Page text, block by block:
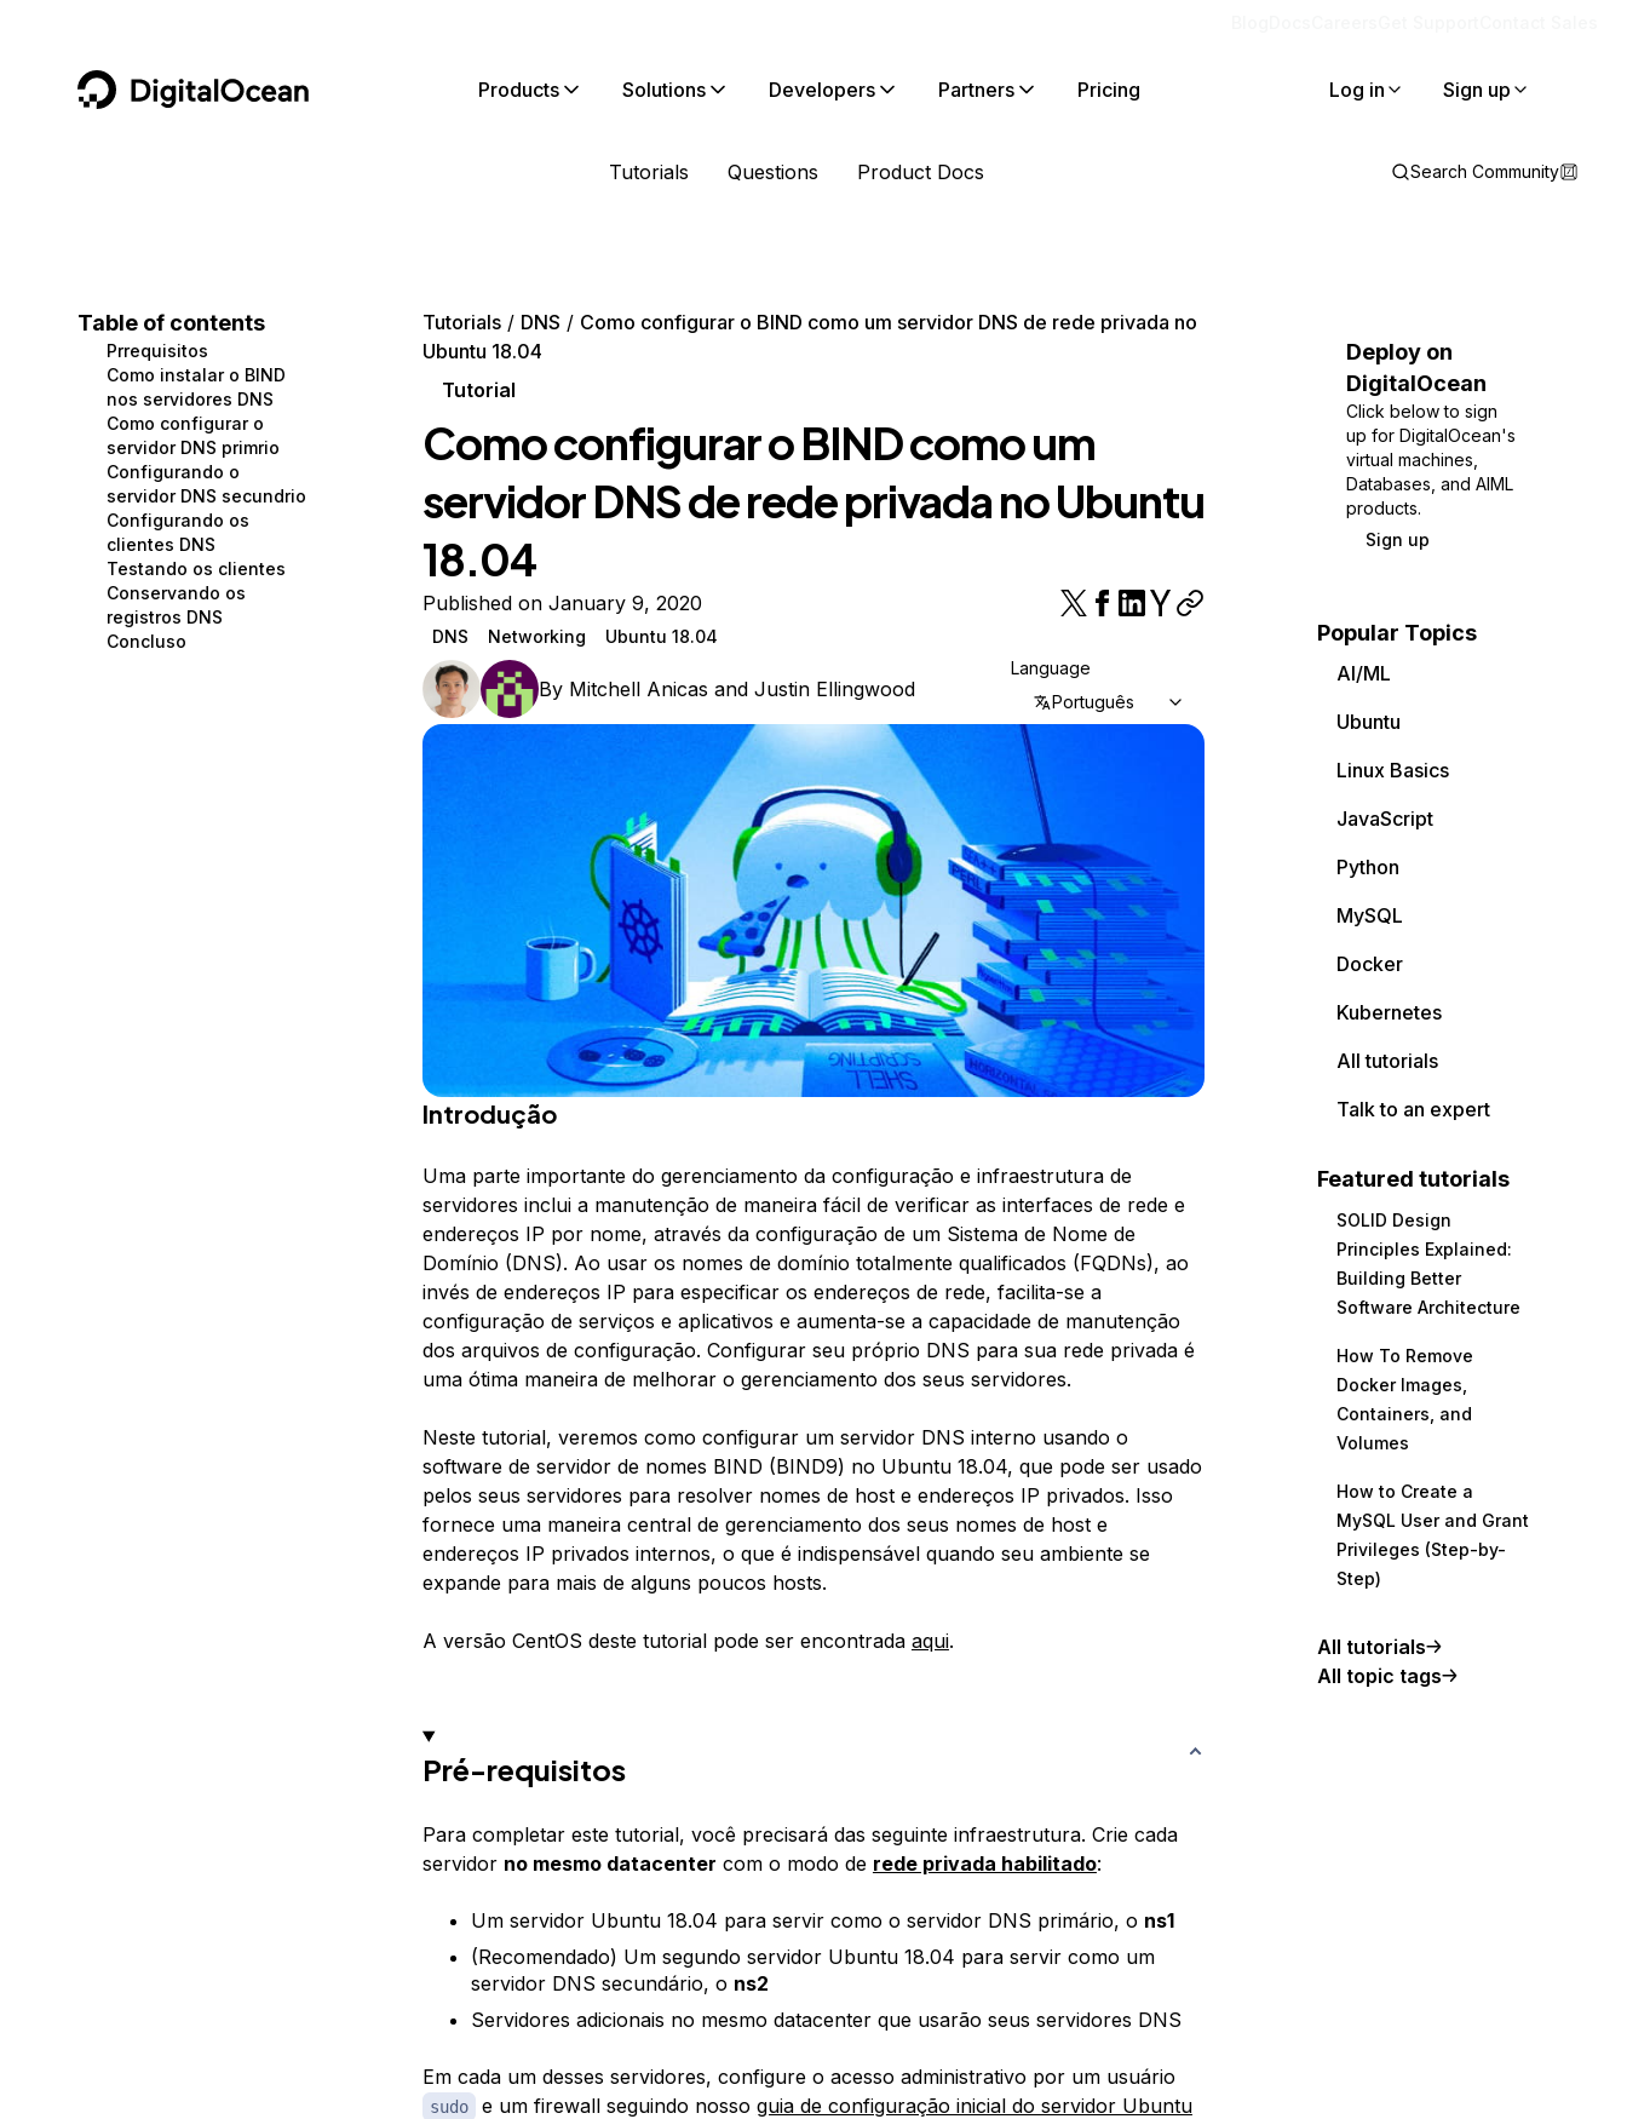
DigitalOcean Products
Containers and Images
Managed Databases
Management and Dev Tools
Networking
Security
Storage
Browse all products
Solutions
Data and IoT
Developer Tools
Gaming and Media
Hosting
Security and Networking
Startups and SMBs
Web and App Platforms
See all solutions
Developers
Developer Tools
Get Involved
Utilities and Help
Partners Pricing Log in Sign up
Tutorials Questions Product Docs Search Community
Table of contents
Prrequisitos
Como instalar o BIND
nos servidores DNS
Como configurar o
servidor DNS primrio
Configurando o
servidor DNS secundrio
Configurando os
clientes DNS
Testando os clientes
Conservando os
registros DNS
Concluso
Tutorials DNS
Como configurar o BIND como um servidor DNS de rede privada no
Ubuntu 18.04
Tutorial
Como configurar o BIND como um
servidor DNS de rede privada no Ubuntu
18.04
Published on January 9, 2020
DNS Networking Ubuntu 18.04
By Mitchell Anicas and Justin Ellingwood
Language
Português
Introdução
Uma parte importante do gerenciamento da configuração e infraestrutura de
servidores inclui a manutenção de maneira fácil de verificar as interfaces de rede e
endereços IP por nome, através da configuração de um Sistema de Nome de
Domínio (DNS). Ao usar os nomes de domínio totalmente qualificados (FQDNs), ao
invés de endereços IP para especificar os endereços de rede, facilita-se a
configuração de serviços e aplicativos e aumenta-se a capacidade de manutenção
dos arquivos de configuração. Configurar seu próprio DNS para sua rede privada é
uma ótima maneira de melhorar o gerenciamento dos seus servidores.
Neste tutorial, veremos como configurar um servidor DNS interno usando o
software de servidor de nomes BIND (BIND9) no Ubuntu 18.04, que pode ser usado
pelos seus servidores para resolver nomes de host e endereços IP privados. Isso
fornece uma maneira central de gerenciamento dos seus nomes de host e
endereços IP privados internos, o que é indispensável quando seu ambiente se
expande para mais de alguns poucos hosts.
A versão CentOS deste tutorial pode ser encontrada aqui.
Pré-requisitos
Para completar este tutorial, você precisará das seguinte infraestrutura. Crie cada
servidor no mesmo datacenter com o modo de rede privada habilitado:
Um servidor Ubuntu 18.04 para servir como o servidor DNS primário, o ns1
(Recomendado) Um segundo servidor Ubuntu 18.04 para servir como um
servidor DNS secundário, o ns2
Servidores adicionais no mesmo datacenter que usarão seus servidores DNS
Em cada um desses servidores, configure o acesso administrativo por um usuário
sudo e um firewall seguindo nosso guia de configuração inicial do servidor Ubuntu
Deploy on
DigitalOcean
Click below to sign
up for DigitalOcean's
virtual machines,
Databases, and AIML
products.
Sign up
Popular Topics
AI/ML
Ubuntu
Linux Basics
JavaScript
Python
MySQL
Docker
Kubernetes
All tutorials
Talk to an expert
Featured tutorials
SOLID Design
Principles Explained:
Building Better
Software Architecture
How To Remove
Docker Images,
Containers, and
Volumes
How to Create a
MySQL User and Grant
Privileges (Step-by-
Step)
All tutorials
All topic tags